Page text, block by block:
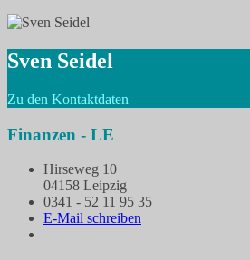
Sven Seidel
Zu den Kontaktdaten
Finanzen - LE
Hirseweg 10
04158 Leipzig
0341 - 52 11 95 35
E-Mail schreiben